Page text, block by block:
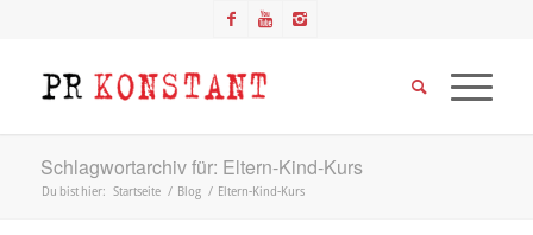
Schlagwortarchiv für: Eltern-Kind-Kurs
Du bist hier: Startseite / Blog / Eltern-Kind-Kurs